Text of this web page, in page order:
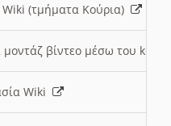
Wiki (τμήματα Κούρια)
μοντάζ βίντεο μέσω του
Wiki